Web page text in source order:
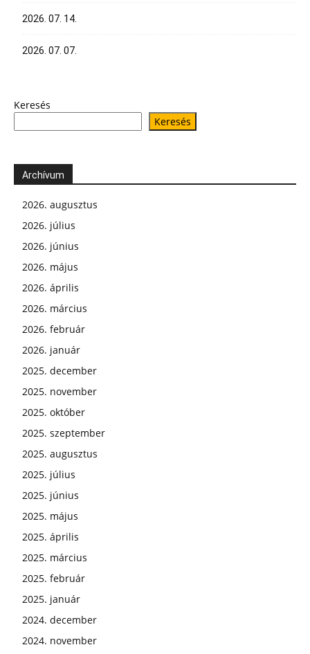
2026. 07. 14.
2026. 07. 07.
Keresés
Keresés
Archívum
2026. augusztus
2026. július
2026. június
2026. május
2026. április
2026. március
2026. február
2026. január
2025. december
2025. november
2025. október
2025. szeptember
2025. augusztus
2025. július
2025. június
2025. május
2025. április
2025. március
2025. február
2025. január
2024. december
2024. november